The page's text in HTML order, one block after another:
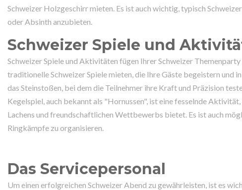
Schweizer Holzgeschirr mieten. Es ist auch wichtig, typisch
oder Absinth anzubieten.
Schweizer Spiele und
Schweizer Spiele und Aktivitäten fügen Ihrer Schweizer
traditionelle Schweizer Spiele mieten, die Ihre Gäste begeistern und
das Steinstoßen, bei dem die Teilnehmer ihre Kraft und Präzision
Kegelspiel, auch bekannt als "Hornussen", ist eine fesselnde
Lachens und freundschaftlichen Wettbewerbs bietet. Es ist auch
Ringkämpfe zu organisieren.
Das Servicepersonal
Um einen erfolgreichen Schweizer Abend zu gewährleisten, ist es